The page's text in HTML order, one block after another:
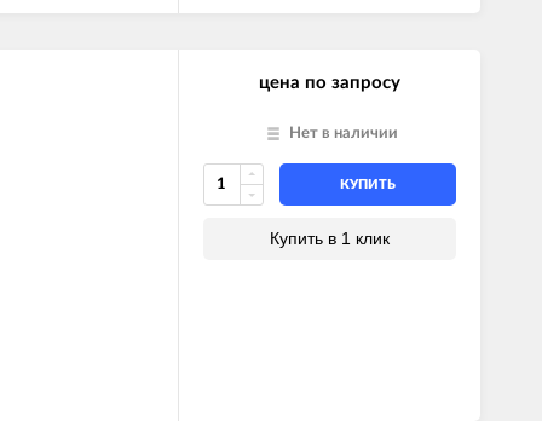
цена по запросу
Нет в наличии
КУПИТЬ
Купить в 1 клик